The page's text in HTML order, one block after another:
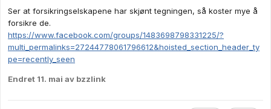
Ser at forsikringselskapene har skjønt tegningen, så koster mye å
forsikre de.
https://www.facebook.com/groups/1483698798331225/?
multi_permalinks=27244778061796612&hoisted_section_header_ty
pe=recently_seen
Endret 11. mai av bzzlink